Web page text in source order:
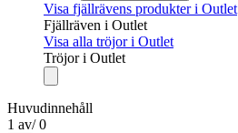
Visa fjällrävens produkter i Outlet
Fjällräven i Outlet
Visa alla tröjor i Outlet
Tröjor i Outlet
Huvudinnehåll
1 av/ 0